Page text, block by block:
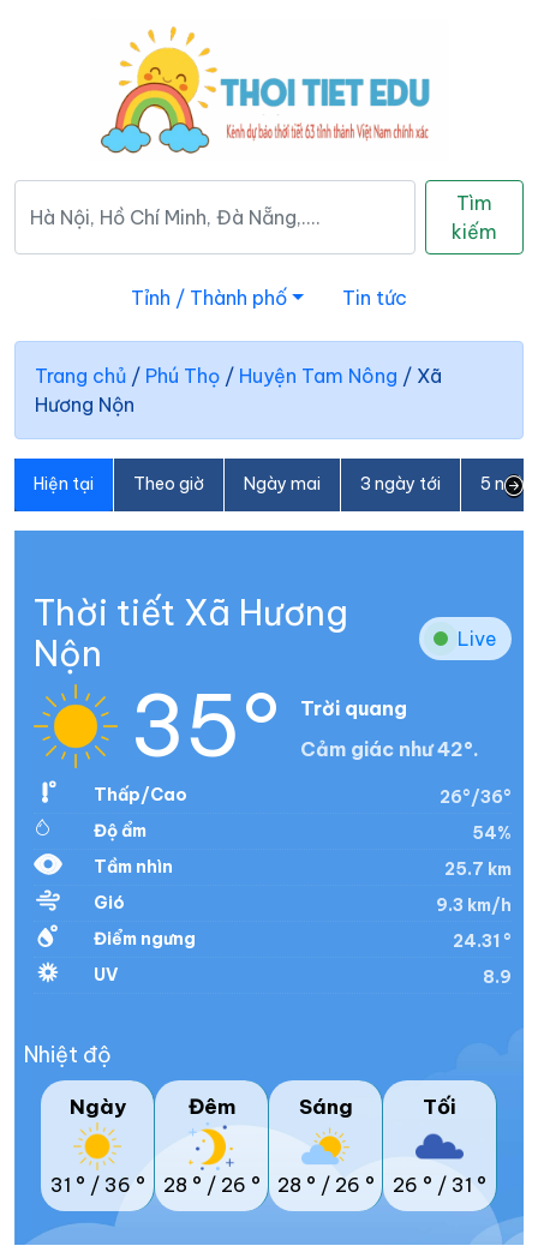
Tìm
kiếm
Tỉnh / Thành phố Tin tức
Trang chủ / Phú Thọ / Huyện Tam Nông / Xã
Hương Nộn
Hiện tại Theo giờ Ngày mai 3 ngày tới 5
Thời tiết Xã Hương
Nộn
Live
35°
Trời quang
Cảm giác như 42°.
Thấp/Cao
26°/36°
Độ ẩm
54%
Tầm nhìn
25.7 km
Gió
9.3 km/h
Điểm ngưng
24.31 °
UV
8.9
Nhiệt độ
Ngày
31 ° / 36 °
Đêm
28 ° / 26 °
Sáng
28 ° / 26 °
Tối
26 ° / 31 °